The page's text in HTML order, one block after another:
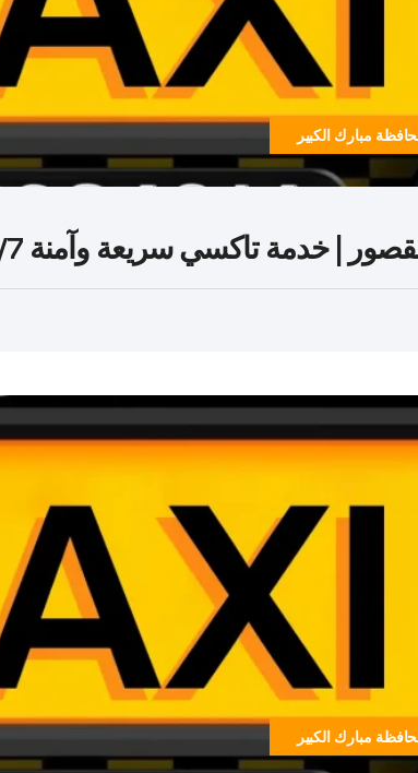
مبارك الكبير
| خدمة تاكسي سريعة وآمنة 24/7 في الكويت
مبارك الكبير